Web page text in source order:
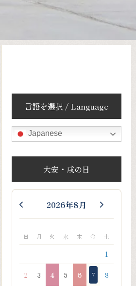
言語を選択 / Language
Japanese
大安・戌の日
2026年8月
日 月 火 水 木 金 土
1
2 3 4 5 6 7 8